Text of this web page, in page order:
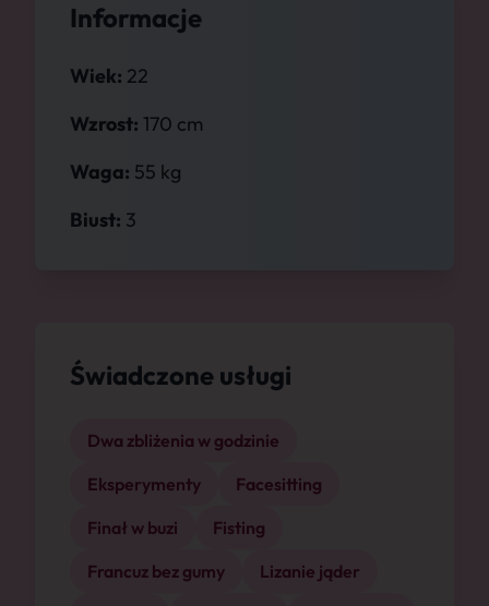
Informacje
Wiek: 22
Wzrost: 170 cm
Waga: 55 kg
Biust: 3
Świadczone usługi
Dwa zbliżenia w godzinie
Eksperymenty
Facesitting
Finał w buzi
Fisting
Francuz bez gumy
Lizanie jąder